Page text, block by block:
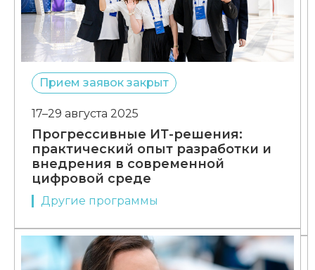
Прием заявок закрыт
17–29 августа 2025
Прогрессивные ИТ-решения:
практический опыт разработки и
внедрения в современной
цифровой среде
Другие программы